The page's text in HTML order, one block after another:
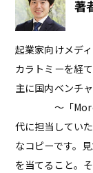
著
起業家向けメデ
カラトミーを経
主に国内ベンチ
～「More
代に担当してい
なコピーです。
を当てること。